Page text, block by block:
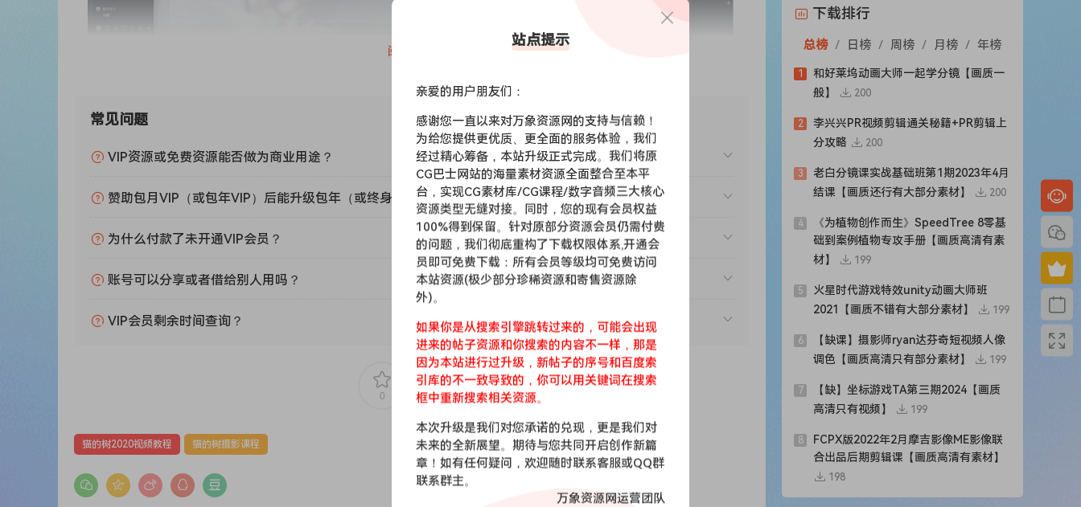
阅读全文
常见问题
VIP资源或免费资源能否做为商业用途？
赞助包月VIP（或包年VIP）后能升级包年（或终身VIP）吗？
为什么付款了未开通VIP会员？
账号可以分享或者借给别人用吗？
VIP会员剩余时间查询？
0 0
猫的树2020视频教程 猫的树摄影课程
下载排行
总榜 / 日榜 / 周榜 / 月榜 / 年榜
1
和好莱坞动画大师一起学分镜【画质一
般】
200
2
李兴兴PR视频剪辑通关秘籍+PR剪辑上
分攻略
200
3
老白分镜课实战基础班第1期2023年4月
结课【画质还行有大部分素材】
200
4
《为植物创作而生》SpeedTree 8零基
础到案例植物专攻手册【画质高清有素
材】
199
5
火星时代游戏特效unity动画大师班
2021【画质不错有大部分素材】
199
6
【缺课】摄影师ryan达芬奇短视频人像
调色【画质高清只有部分素材】
199
7
【缺】坐标游戏TA第三期2024【画质
高清只有视频】
199
8
FCPX版2022年2月摩吉影像ME影像联
合出品后期剪辑课【画质高清有素材】
198
站点提示
亲爱的用户朋友们：
感谢您一直以来对万象资源网的支持与信赖！
为给您提供更优质、更全面的服务体验，我们
经过精心筹备，本站升级正式完成。我们将原
CG巴士网站的海量素材资源全面整合至本平
台，实现CG素材库/CG课程/数字音频三大核心
资源类型无缝对接。同时，您的现有会员权益
100%得到保留。针对原部分资源会员仍需付费
的问题，我们彻底重构了下载权限体系,开通会
员即可免费下载：所有会员等级均可免费访问
本站资源(极少部分珍稀资源和寄售资源除
外)。
如果你是从搜索引擎跳转过来的，可能会出现
进来的帖子资源和你搜索的内容不一样，那是
因为本站进行过升级，新帖子的序号和百度索
引库的不一致导致的，你可以用关键词在搜索
框中重新搜索相关资源。
本次升级是我们对您承诺的兑现，更是我们对
未来的全新展望。期待与您共同开启创作新篇
章！如有任何疑问，欢迎随时联系客服或QQ群
联系群主。
万象资源网运营团队